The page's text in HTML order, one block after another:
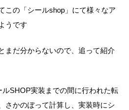
この「シールshop」にて様々なア
うです
まだ分からないので、追って紹介
ルSHOP実装までの間に行われた転
さかのぼって計算し、実装時にシ